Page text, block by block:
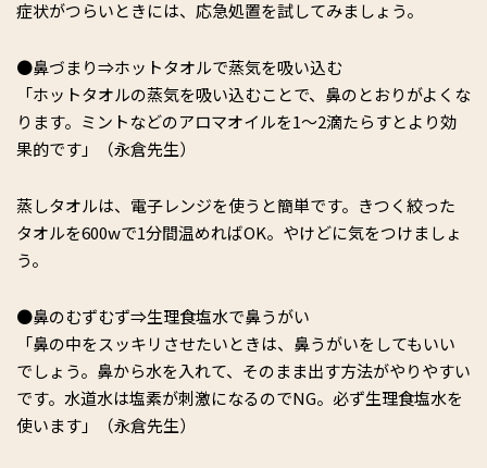
症状がつらいときには、応急処置を試してみましょう。
●鼻づまり⇒ホットタオルで蒸気を吸い込む
「ホットタオルの蒸気を吸い込むことで、鼻のとおりがよくな
ります。ミントなどのアロマオイルを1～2滴たらすとより効
果的です」（永倉先生）
蒸しタオルは、電子レンジを使うと簡単です。きつく絞った
タオルを600wで1分間温めればOK。やけどに気をつけましょ
う。
●鼻のむずむず⇒生理食塩水で鼻うがい
「鼻の中をスッキリさせたいときは、鼻うがいをしてもいい
でしょう。鼻から水を入れて、そのまま出す方法がやりやすい
です。水道水は塩素が刺激になるのでNG。必ず生理食塩水を
使います」（永倉先生）